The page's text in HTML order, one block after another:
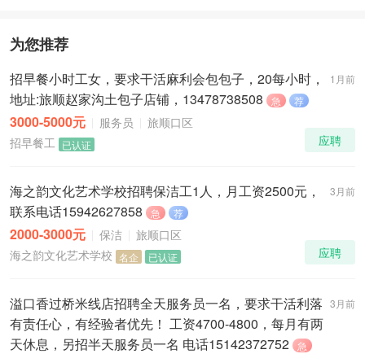
为您推荐
1月前
招早餐小时工女，要求干活麻利会包包子，20每小时，
地址:旅顺赵家沟土包子店铺，13478738508
急 荐
3000-5000元 服务员
旅顺口区
招早餐工 已认证 应聘
3月前
海之韵文化艺术学校招聘保洁工1人，月工资2500元，
联系电话15942627858
急 荐
2000-3000元 保洁
旅顺口区
海之韵文化艺术学校 名企 已认证 应聘
3月前
溢口香过桥米线店招聘全天服务员一名，要求干活利落
有责任心，有经验者优先！ 工资4700-4800，每月有两
天休息，另招半天服务员一名 电话15142372752 急